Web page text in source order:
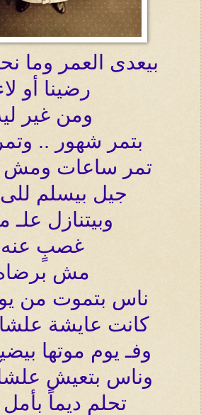
بيعدى العمر وما
رضينا أو
ومن غير
بتمر شهور ..
تمر ساعات ومش
جيل بيسلم للى
وبيتنازل علـ
غصبٍ عنه
مش
ناس بتموت من
كانت عايشة
وفـ يوم موتها
وناس بتعيش
تحلم ديماً